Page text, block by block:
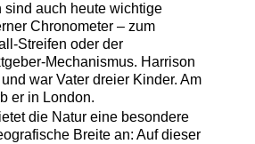
sind auch heute wichtige
Chronometer – zum
Streifen oder der
Mechanismus. Harrison
war Vater dreier Kinder. Am
er in London.
die Natur eine besondere
Breite an: Auf dieser